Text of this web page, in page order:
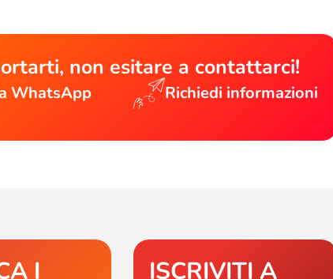
non esitare a contattarci!
WhatsApp Richiedi informazioni
I
ISCRIVITI A